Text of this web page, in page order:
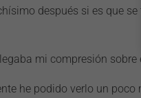
después si es que
mi compresión
he podido verlo un